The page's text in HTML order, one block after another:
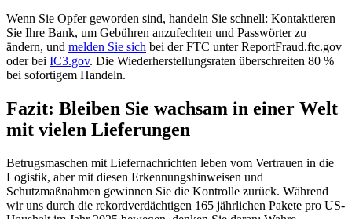
Wenn Sie Opfer geworden sind, handeln Sie schnell: Kontaktieren
Sie Ihre Bank, um Gebühren anzufechten und Passwörter zu
ändern, und melden Sie sich bei der FTC unter ReportFraud.ftc.gov
oder bei IC3.gov. Die Wiederherstellungsraten überschreiten 80 %
bei sofortigem Handeln.
Fazit: Bleiben Sie wachsam in einer Welt
mit vielen Lieferungen
Betrugsmaschen mit Liefernachrichten leben vom Vertrauen in die
Logistik, aber mit diesen Erkennungshinweisen und
Schutzmaßnahmen gewinnen Sie die Kontrolle zurück. Während
wir uns durch die rekordverdächtigen 165 jährlichen Pakete pro US-